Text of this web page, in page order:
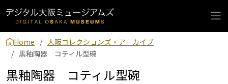
Home
大阪コレクションズ・アーカイブ
黒釉陶器 コティル型碗
黒釉陶器 コティル型碗